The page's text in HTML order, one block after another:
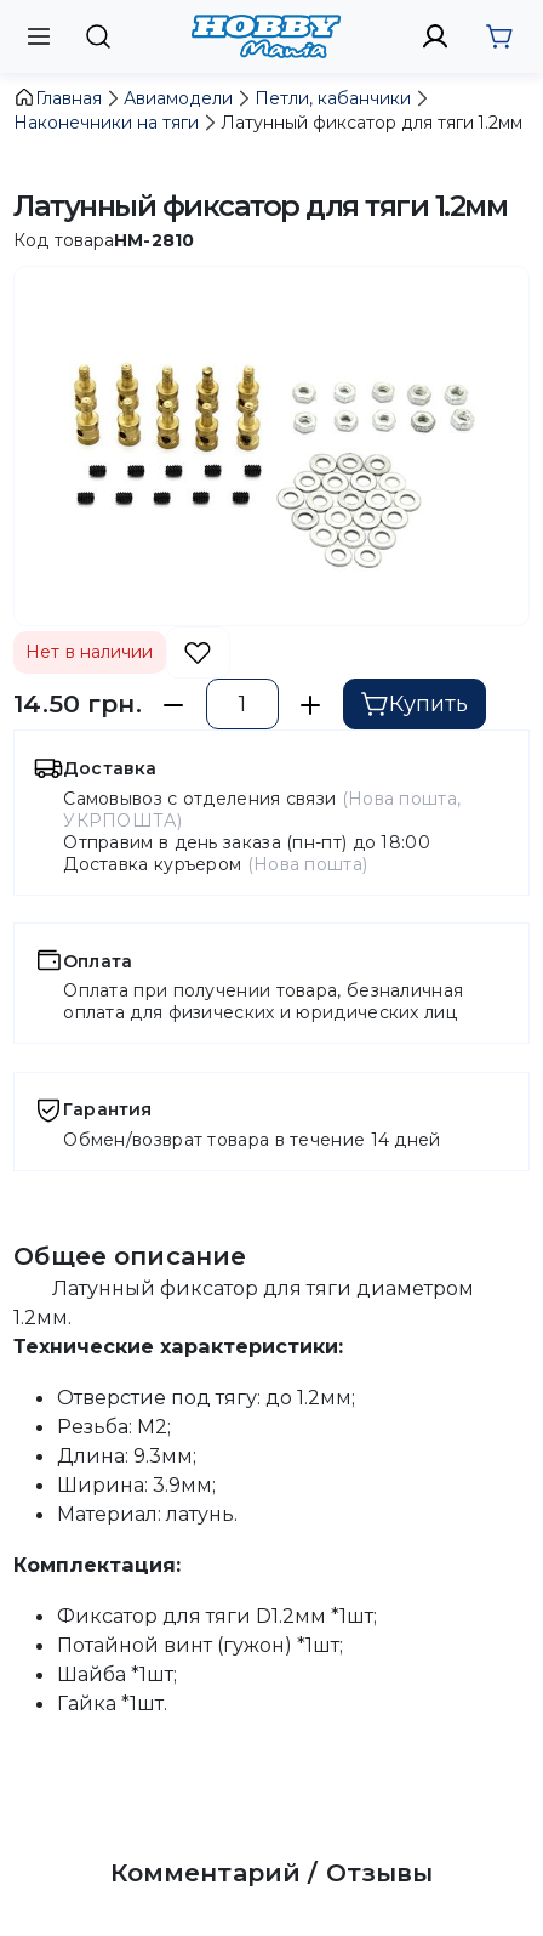
Главная Авиамодели
Петли, кабанчики
Наконечники на тяги
Латунный фиксатор для тяги 1.2мм
Латунный фиксатор для тяги 1.2мм
Код товараHM-2810
Нет в наличии
14.50 грн. Купить
Доставка
Самовывоз с отделения связи (Нова пошта,
УКРПОШТА)
Отправим в день заказа (пн-пт) до 18:00
Доставка куръером (Нова пошта)
Оплата
Оплата при получении товара, безналичная
оплата для физических и юридических лиц
Гарантия
Обмен/возврат товара в течение 14 дней
Общее описание
Латунный фиксатор для тяги диаметром
1.2мм.
Технические характеристики:
Отверстие под тягу: до 1.2мм;
Резьба: М2;
Длина: 9.3мм;
Ширина: 3.9мм;
Материал: латунь.
Комплектация:
Фиксатор для тяги D1.2мм *1шт;
Потайной винт (гужон) *1шт;
Шайба *1шт;
Гайка *1шт.
Комментарий / Отзывы